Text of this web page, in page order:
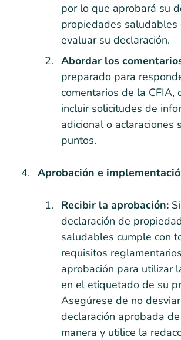
por lo que aprobará su
propiedades saludables
evaluar su declaración.
Abordar los
preparado para
comentarios de la CFIA,
incluir solicitudes de
adicional o aclaraciones
puntos.
Aprobación e
Recibir la aprobación:
declaración de
saludables cumple con
requisitos
aprobación para utilizar
en el etiquetado de su
Asegúrese de no
declaración aprobada
manera y utilice la